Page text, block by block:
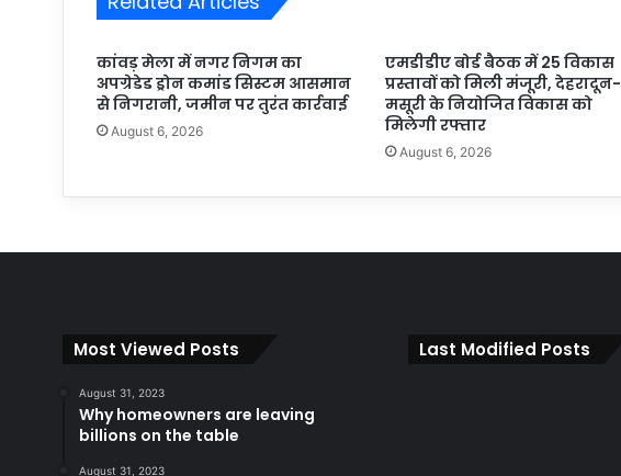
कांवड़ मेला में नगर निगम का
अपग्रेडेड ड्रोन कमांड सिस्टम आसमान
से निगरानी, जमीन पर तुरंत कार्रवाई
August 6, 2026
एमडीडीए बोर्ड बैठक में 25 विकास
प्रस्तावों को मिली मंजूरी, देहरादून-
मसूरी के नियोजित विकास को
मिलेगी रफ्तार
August 6, 2026
Most Viewed Posts
August 31, 2023
Why homeowners are leaving
billions on the table
August 31, 2023
Last Modified Posts